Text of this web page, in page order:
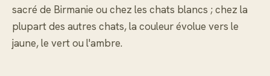
sacré de Birmanie ou chez les chats blancs ; chez la
plupart des autres chats, la couleur évolue vers le
jaune, le vert ou l'ambre.